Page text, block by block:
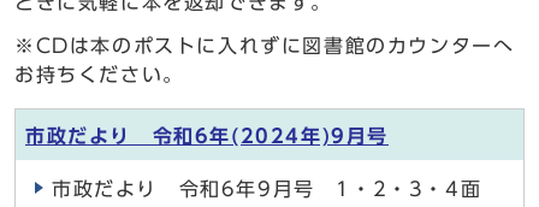
※CDは本のポストに入れずに図書館のカウンターへ
お持ちください。
市政だより 令和6年(2024年)9月号
市政だより 令和6年9月号 1・2・3・4面